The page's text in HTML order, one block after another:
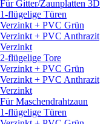
Für Gitter/Zaunplatten 3D
1-flügelige Türen
Verzinkt + PVC Grün
Verzinkt + PVC Anthrazit
Verzinkt
2-flügelige Tore
Verzinkt + PVC Grün
Verzinkt + PVC Anthrazit
Verzinkt
Für Maschendrahtzaun
1-flügelige Türen